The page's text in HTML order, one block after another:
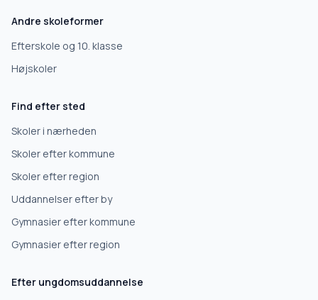
Andre skoleformer
Efterskole og 10. klasse
Højskoler
Find efter sted
Skoler i nærheden
Skoler efter kommune
Skoler efter region
Uddannelser efter by
Gymnasier efter kommune
Gymnasier efter region
Efter ungdomsuddannelse